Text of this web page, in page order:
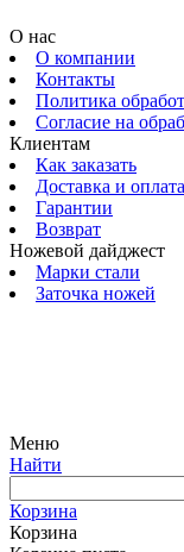
О нас
О компании
Контакты
Политика
Согласие на
Клиентам
Как заказать
Доставка и оплата
Гарантии
Возврат
Ножевой дайджест
Марки стали
Заточка ножей
Меню
Найти
Корзина
Корзина